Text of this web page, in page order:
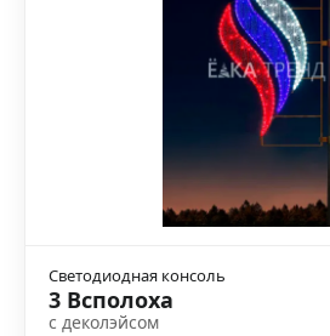
Светодиодная консоль
3 Всполоха
с деколэйсом